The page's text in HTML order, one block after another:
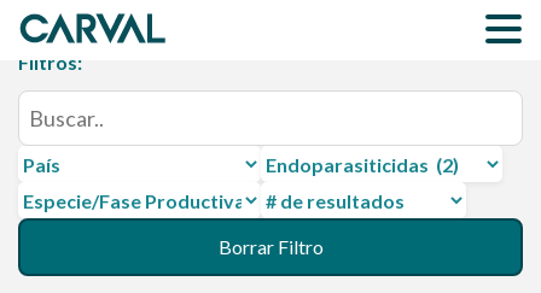
Filtros:
Especie/Fase
Productiva